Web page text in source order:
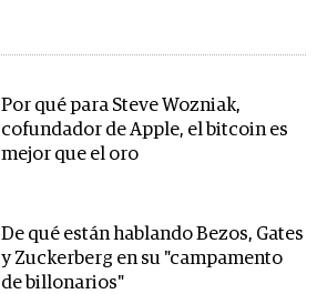
Por qué para Steve Wozniak,
cofundador de Apple, el bitcoin es
mejor que el oro
De qué están hablando Bezos, Gates
y Zuckerberg en su "campamento
de billonarios"